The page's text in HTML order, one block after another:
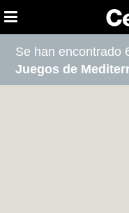
Se han encontrado
Juegos de